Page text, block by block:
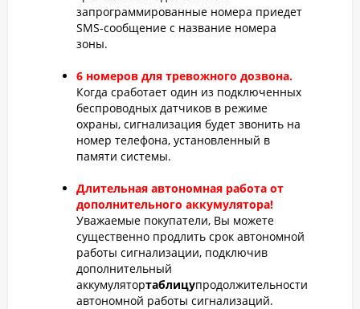
запрограммированные номера приедет
SMS-сообщение с название номера
зоны.
6 номеров для тревожного дозвона.
Когда сработает один из подключенных
беспроводных датчиков в режиме
охраны, сигнализация будет звонить на
номер телефона, установленный в
памяти системы.
Длительная автономная работа от
дополнительного аккумулятора!
Уважаемые покупатели, Вы можете
существенно продлить срок автономной
работы сигнализации, подключив
дополнительный
аккумулятортаблицупродолжительности
автономной работы сигнализаций.